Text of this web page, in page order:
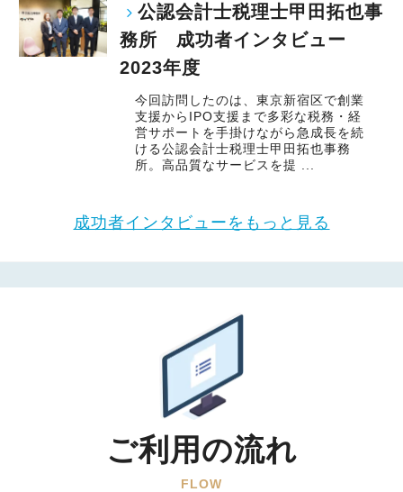
公認会計士税理士甲田拓也事
務所 成功者インタビュー
2023年度
今回訪問したのは、東京新宿区で創業
支援からIPO支援まで多彩な税務・経
営サポートを手掛けながら急成長を続
ける公認会計士税理士甲田拓也事務
所。高品質なサービスを提 ...
成功者インタビューをもっと見る
ご利用の流れ
FLOW